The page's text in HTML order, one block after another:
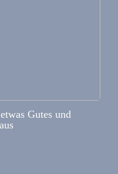
Gutes und